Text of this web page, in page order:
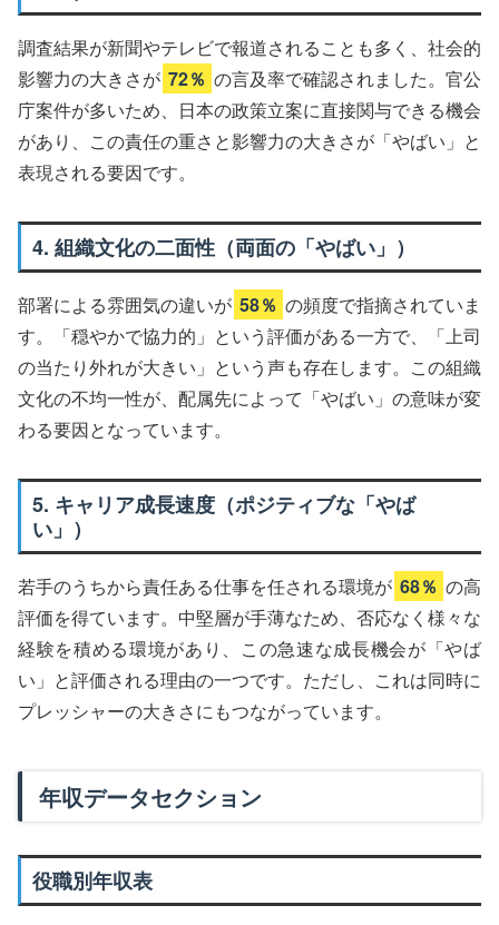
調査結果が新聞やテレビで報道されることも多く、社会的
影響力の大きさが 72％ の言及率で確認されました。官公
庁案件が多いため、日本の政策立案に直接関与できる機会
があり、この責任の重さと影響力の大きさが「やばい」と
表現される要因です。
4. 組織文化の二面性（両面の「やばい」）
部署による雰囲気の違いが 58％ の頻度で指摘されていま
す。「穏やかで協力的」という評価がある一方で、「上司
の当たり外れが大きい」という声も存在します。この組織
文化の不均一性が、配属先によって「やばい」の意味が変
わる要因となっています。
5. キャリア成長速度（ポジティブな「やば
い」）
若手のうちから責任ある仕事を任される環境が 68％ の高
評価を得ています。中堅層が手薄なため、否応なく様々な
経験を積める環境があり、この急速な成長機会が「やば
い」と評価される理由の一つです。ただし、これは同時に
プレッシャーの大きさにもつながっています。
年収データセクション
役職別年収表